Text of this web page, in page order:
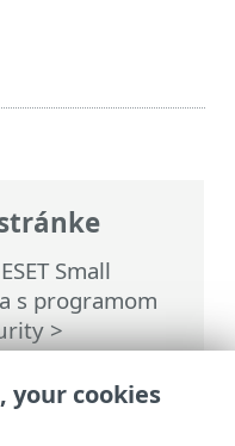
ESET Small
s programom
>
> Dialógové
your cookies